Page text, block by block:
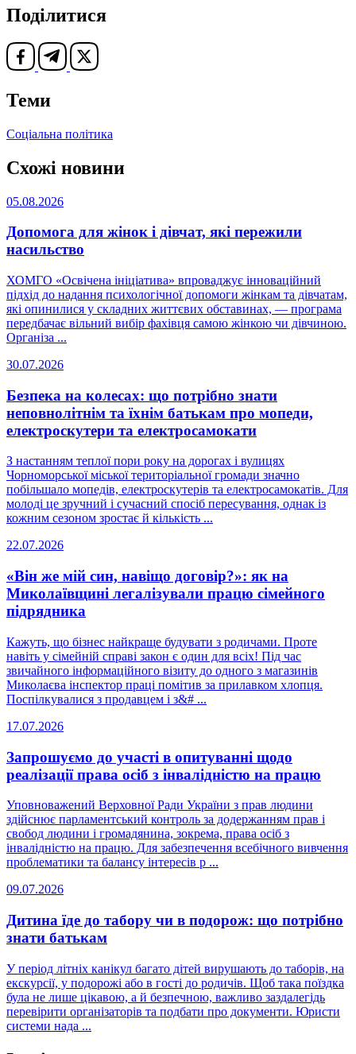
Поділитися
Теми
Соціальна політика
Схожі новини
05.08.2026
Допомога для жінок і дівчат, які пережили
насильство
ХОМГО «Освічена ініціатива» впроваджує інноваційний
підхід до надання психологічної допомоги жінкам та дівчатам,
які опинилися у складних життєвих обставинах, — програма
передбачає вільний вибір фахівця самою жінкою чи дівчиною.
Організа ...
30.07.2026
Безпека на колесах: що потрібно знати
неповнолітнім та їхнім батькам про мопеди,
електроскутери та електросамокати
З настанням теплої пори року на дорогах і вулицях
Чорноморської міської територіальної громади значно
побільшало мопедів, електроскутерів та електросамокатів. Для
молоді це зручний і сучасний спосіб пересування, однак із
кожним сезоном зростає й кількість ...
22.07.2026
«Він же мій син, навіщо договір?»: як на
Миколаївщині легалізували працю сімейного
підрядника
Кажуть, що бізнес найкраще будувати з родичами. Проте
навіть у сімейній справі закон є один для всіх! Під час
звичайного інформаційного візиту до одного з магазинів
Миколаєва інспектор праці помітив за прилавком хлопця.
Поспілкувалися з продавцем і з&# ...
17.07.2026
Запрошуємо до участі в опитуванні щодо
реалізації права осіб з інвалідністю на працю
Уповноважений Верховної Ради України з прав людини
здійснює парламентський контроль за додержанням прав і
свобод людини і громадянина, зокрема, права осіб з
інвалідністю на працю. Для забезпечення всебічного вивчення
проблематики та балансу інтересів р ...
09.07.2026
Дитина їде до табору чи в подорож: що потрібно
знати батькам
У період літніх канікул багато дітей вирушають до таборів, на
екскурсії, у подорожі або в гості до родичів. Щоб така поїздка
була не лише цікавою, а й безпечною, важливо заздалегідь
перевірити організаторів та подбати про документи. Юристи
системи нада ...